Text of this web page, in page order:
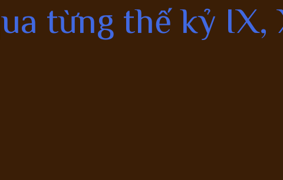
từng thế kỷ IX,